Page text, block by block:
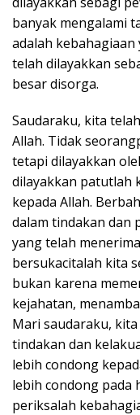
banyak mengalami
adalah
telah dilayakkan
besar disorga.
Saudaraku, kita
Allah. Tidak
tetapi dilayakkan
dilayakkan patutlah
kepada Allah.
dalam tindakan dan
yang telah
bersukacitalah kita
bukan karena
kejahatan,
Mari saudaraku,
tindakan dan
lebih condong
lebih condong pada
periksalah